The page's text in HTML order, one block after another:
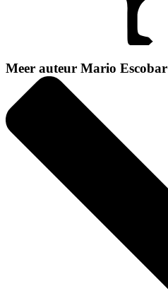
Meer auteur Mario Escobar